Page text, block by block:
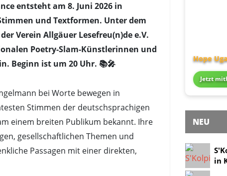
entsteht am 8. Juni 2026 in
und Textformen. Unter dem
Verein Allgäuer Lesefreu(n)de e.V.
Poetry-Slam-Künstlerinnen und
Beginn ist um 20 Uhr. 📚🎤
bei Worte bewegen in
Stimmen der deutschsprachigen
einem breiten Publikum bekannt. Ihre
gesellschaftlichen Themen und
Passagen mit einer direkten,
Hope
Jetzt
NEU
in